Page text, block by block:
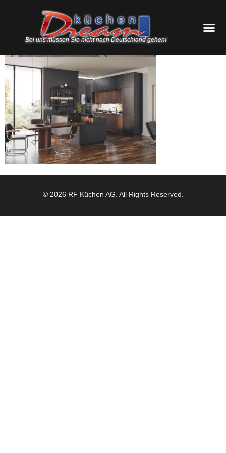
Bei uns müssen Sie nicht nach Deutschland gehen!
© 2026 RF Küchen AG. All Rights Reserved.